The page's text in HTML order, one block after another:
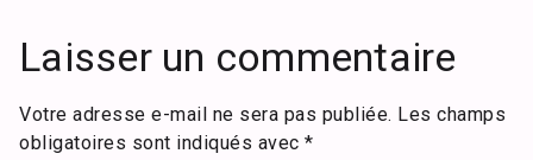
Laisser un commentaire
Votre adresse e-mail ne sera pas publiée. Les champs
obligatoires sont indiqués avec *